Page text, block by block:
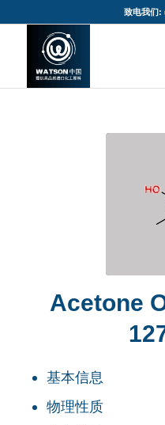
致电我们:
Acetone
基本信息
物理性质